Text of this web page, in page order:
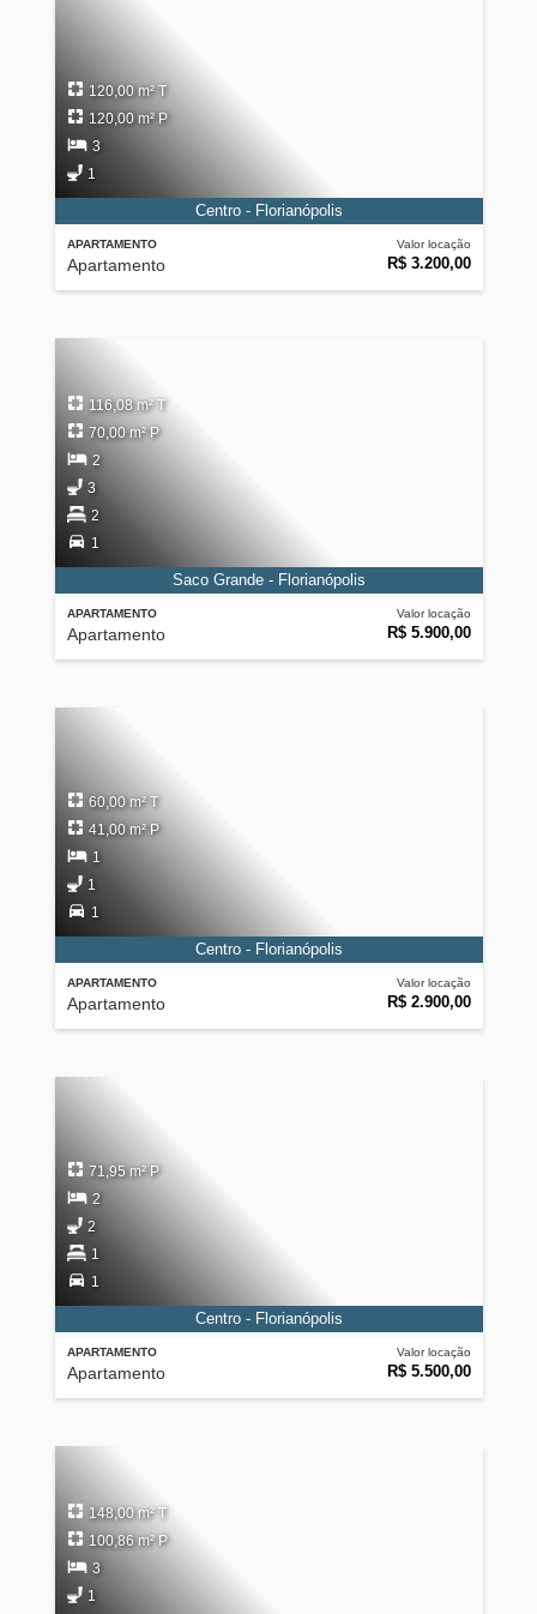
APARTAMENTO
Apartamento
Valor locação
R$ 3.200,00
120,00 m² T
120,00 m² P
3
1
Centro - Florianópolis
APARTAMENTO
Apartamento
Valor locação
R$ 5.900,00
116,08 m² T
70,00 m² P
2
3
2
1
Saco Grande - Florianópolis
APARTAMENTO
Apartamento
Valor locação
R$ 2.900,00
60,00 m² T
41,00 m² P
1
1
1
Centro - Florianópolis
APARTAMENTO
Apartamento
Valor locação
R$ 5.500,00
71,95 m² P
2
2
1
1
Centro - Florianópolis
148,00 m² T
100,86 m² P
3
1